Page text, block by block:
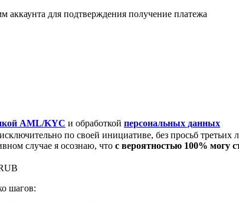
аккаунта для подтверждения получение платежа
AML/KYC и обработкой персональных данных
по своей инициативе, без просьб
случае я осознаю, что с вероятностью 100% могу
шагов: